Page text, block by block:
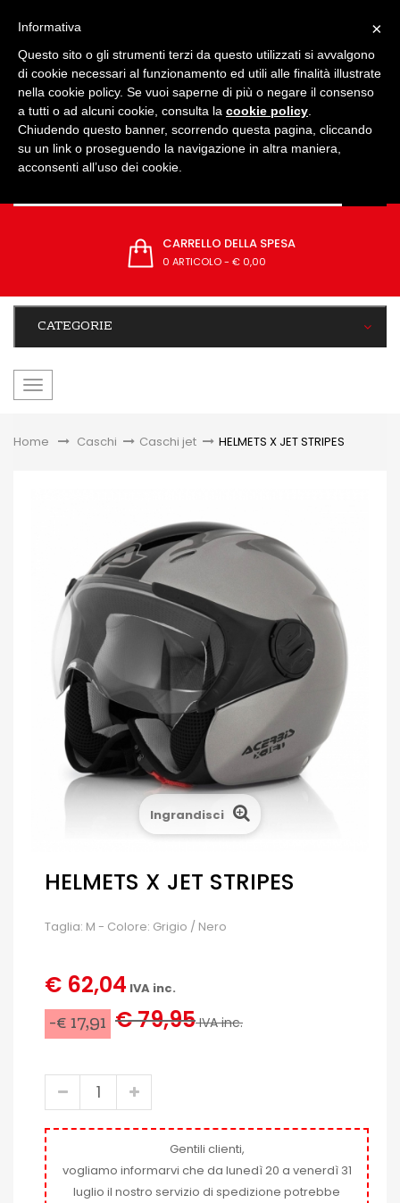
CARRELLO DELLA SPESA
0 ARTICOLO- € 0,00
CATEGORIE
navigazione
Home &gt;Caschi > Caschi jet > HELMETS X JET STRIPES
Ingrandisci
HELMETS X JET STRIPES
Taglia: M - Colore: Grigio / Nero
€ 62,04 IVA inc.
-€ 17,91 € 79,95IVA inc.
Gentili clienti,
vogliamo informarvi che da lunedì 20 a venerdì 31
luglio il nostro servizio di spedizione potrebbe
×
Informativa
Questo sito o gli strumenti terzi da questo utilizzati si avvalgono
di cookie necessari al funzionamento ed utili alle finalità illustrate
nella cookie policy. Se vuoi saperne di più o negare il consenso
a tutti o ad alcuni cookie, consulta la cookie policy
Chiudendo questo banner, scorrendo questa pagina, cliccando
su un link o proseguendo la navigazione in altra maniera,
acconsenti all’uso dei cookie.